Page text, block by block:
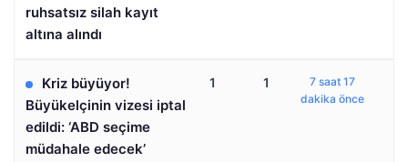
ruhsatsız silah kayıt
altına alındı
Kriz büyüyor!
Büyükelçinin vizesi iptal
edildi: ‘ABD seçime
müdahale edecek’
1 1
7 saat 17
dakika önce